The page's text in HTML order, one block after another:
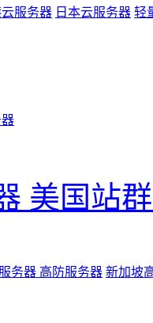
服务器 日本云服务器 轻
美国站
务器 高防服务器 新加坡